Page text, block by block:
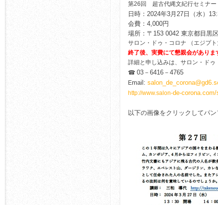
第26回 超古代縄文紀行セミナー
日時：2024年3月27日（水）
会費：4,000円
場所： 〒153 0042 東京都目黒
サロン・ドゥ・コロナ （エジプ
終了後、実費にて懇親会があり
詳細と申し込みは、サロン・ド
☎ 03－6416－4765
Email:
http://www.salon-de-
以下の画像をクリックしてパ